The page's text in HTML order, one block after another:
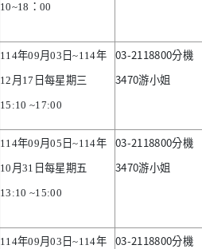
10~18 ： 00
114年09月03 日~114年
12 月 17 日每星期三
15:10 ~17:00
03-2118800分機
3470游小姐
114年09月05 日~114年
10 月 31 日每星期五
13:10 ~15:00
03-2118800分機
3470游小姐
114年09月03 日~114年 03-2118800分機